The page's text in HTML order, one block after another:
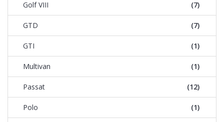
Golf VIII (7)
GTD (7)
GTI (1)
Multivan (1)
Passat (12)
Polo (1)